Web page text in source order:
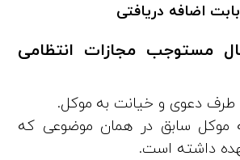
اضافه دریافتی
مستوجب مجازات انتظامی
طرف دعوی و خیانت به موکل.
موکل سابق در همان موضوعی که
داشته است.